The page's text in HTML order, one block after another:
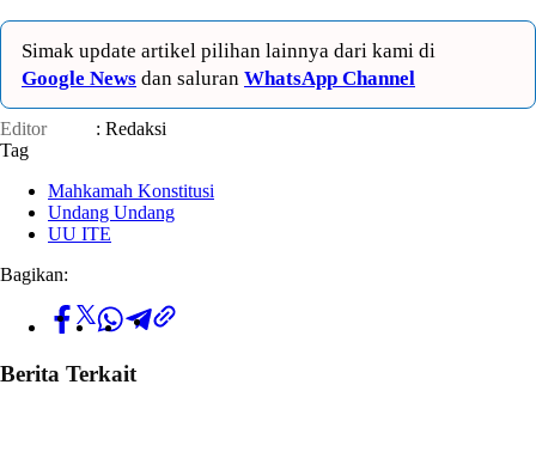
Simak update artikel pilihan lainnya dari kami di
Google News dan saluran WhatsApp Channel
Editor
: Redaksi
Tag
Mahkamah Konstitusi
Undang Undang
UU ITE
Bagikan:
Berita Terkait